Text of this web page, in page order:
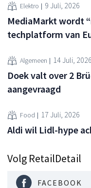
Elektro 9 Juli, 2026
MediaMarkt wordt
techplatform van
Algemeen 14 Juli, 2026
Doek valt over 2
aangevraagd
Food 17 Juli, 2026
Aldi wil Lidl-hype
Volg RetailDetail
FACEBOOK